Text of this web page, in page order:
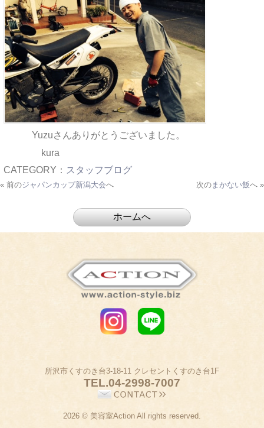
Yuzuさんありがとうございました。
kura
CATEGORY： スタッフブログ
« 前のジャパンカップ新潟大会へ 次の まかない飯へ »
所沢市くすのき台3-18-11 クレセントくすのき台1F
TEL.04-2998-7007
2026 © 美容室Action All rights reserved.